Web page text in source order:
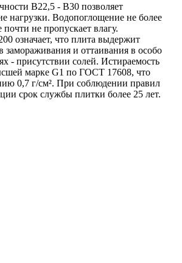
B22,5 - B30 позволяет
нагрузки. Водопоглощение не более
не пропускает влагу.
означает, что плита выдержит
и оттаивания в особо
- присутствии солей. Истираемость
марке G1 по ГОСТ 17608, что
0,7 г/см². При соблюдении правил
срок службы плитки более 25 лет.